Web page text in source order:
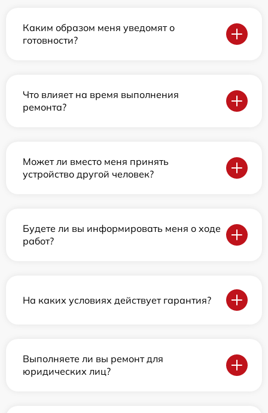
Каким образом меня уведомят о
готовности?
Что влияет на время выполнения
ремонта?
Может ли вместо меня принять
устройство другой человек?
Будете ли вы информировать меня о ходе
работ?
На каких условиях действует гарантия?
Выполняете ли вы ремонт для
юридических лиц?